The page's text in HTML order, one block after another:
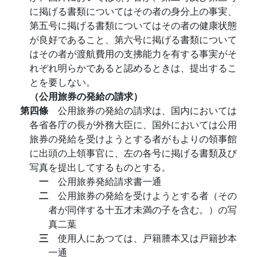
に掲げる書類についてはその者の身分上の事実、
第五号に掲げる書類についてはその者の健康状態
が良好であること、第六号に掲げる書類について
はその者が渡航費用の支拂能力を有する事実がそ
れぞれ明らかであると認めるときは、提出するこ
とを要しない。
（公用旅券の発給の請求）
第四條 公用旅券の発給の請求は、国内においては
各省各庁の長が外務大臣に、国外においては公用
旅券の発給を受けようとする者がもよりの領事館
に出頭の上領事官に、左の各号に掲げる書類及び
写真を提出してするものとする。
一 公用旅券発給請求書一通
二 公用旅券の発給を受けようとする者（その
者が同伴する十五才未満の子を含む。）の写
真二葉
三 使用人にあつては、戸籍謄本又は戸籍抄本
一通